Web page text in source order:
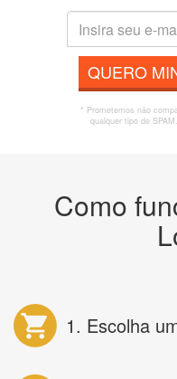
QUERO
* Prometemos não
qualquer tipo de
Como
1. Escolha